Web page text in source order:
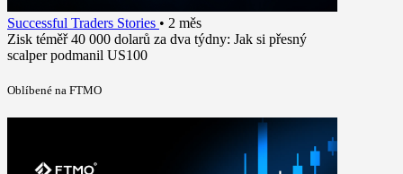
Successful Traders Stories • 2 měs
Zisk téměř 40 000 dolarů za dva týdny: Jak si přesný
scalper podmanil US100
Oblíbené na FTMO